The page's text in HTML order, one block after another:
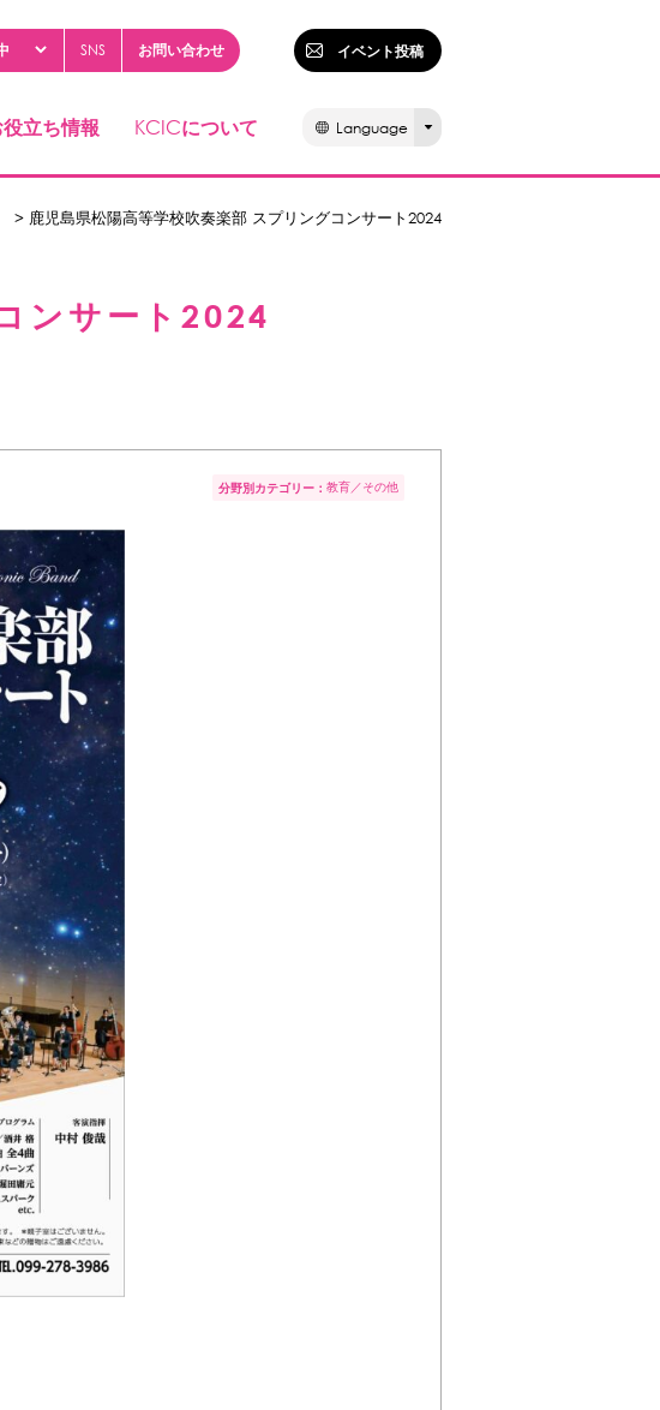
SNS お問い合わせ イベント投稿
役立ち情報 KCICについて Language
> 鹿児島県松陽高等学校吹奏楽部 スプリングコンサート2024
ンサート2024
分野別カテゴリー： 教育 その他